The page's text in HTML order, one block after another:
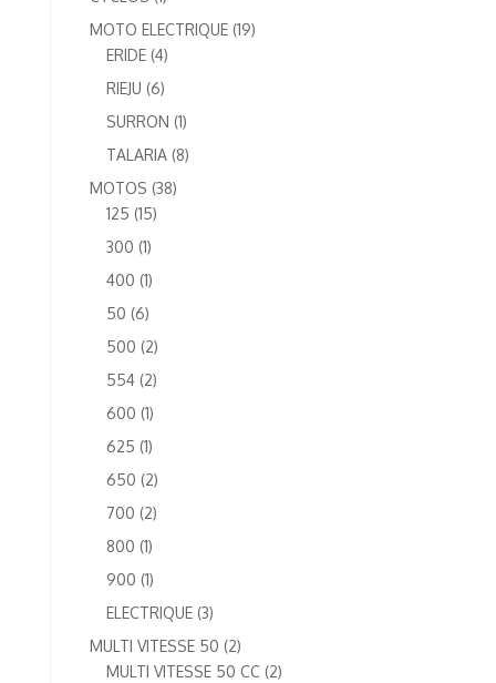
produit
MOTO ELECTRIQUE 1919
ERIDE 44
produits
RIEJU 66
produits
SURRON 11
produit
TALARIA 88
MOTOS 3838
125 1515
300 11
produit
400 11
produit
50 66
produits
500 22
produits
554 22
produits
600 11
produit
625 11
produit
650 22
produits
700 22
800 11
produit
900 11
produit
ELECTRIQUE 33
produits
MULTI VITESSE 50 22
produits
MULTI VITESSE 50 CC 22